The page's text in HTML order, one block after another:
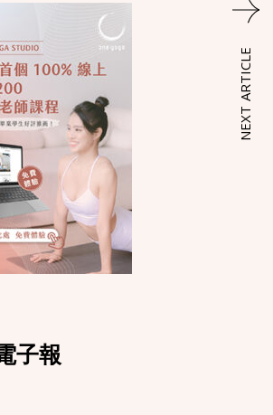
子報
NEXT ARTICLE